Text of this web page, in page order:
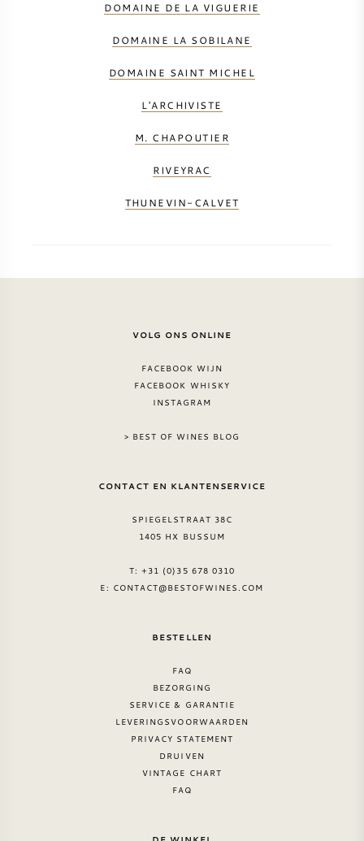
DOMAINE DE LA VIGUERIE
DOMAINE LA SOBILANE
DOMAINE SAINT MICHEL
L'ARCHIVISTE
M. CHAPOUTIER
RIVEYRAC
THUNEVIN-CALVET
VOLG ONS ONLINE
FACEBOOK WIJN
FACEBOOK WHISKY
INSTAGRAM
> BEST OF WINES BLOG
CONTACT EN KLANTENSERVICE
SPIEGELSTRAAT 38C
1405 HX BUSSUM
T: +31 (0)35 678 0310
E: CONTACT@BESTOFWINES.COM
BESTELLEN
FAQ
BEZORGING
SERVICE & GARANTIE
LEVERINGSVOORWAARDEN
PRIVACY STATEMENT
DRUIVEN
VINTAGE CHART
FAQ